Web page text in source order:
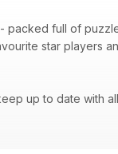
full of
star players
up to date with